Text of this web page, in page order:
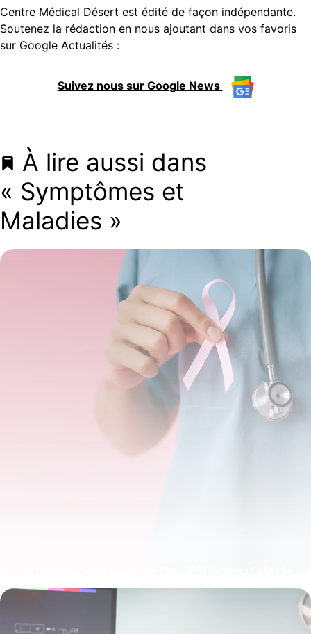
Centre Médical Désert est édité de façon indépendante.
Soutenez la rédaction en nous ajoutant dans vos favoris
sur Google Actualités :
Suivez nous sur Google News
À lire aussi dans
« Symptômes et
Maladies »
14 juin 2026